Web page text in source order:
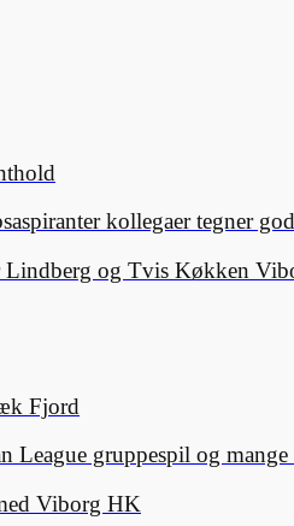
kollegaer tegner
og Tvis Køkken
Fjord
League gruppespil og mange
Viborg HK